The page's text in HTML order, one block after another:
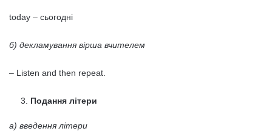
today – сьогодні
б) декламування вірша вчителем
– Listen and then repeat.
Подання літери
а) введення літери